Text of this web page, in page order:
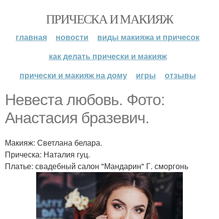
ПРИЧЕСКА И МАКИЯЖ
главная новости
виды макияжа и причесок
как делать прически и макияж
прически и макияж на дому
игры отзывы
Невеста любовь. Фото:
Анастасия бразевич.
Макияж: Светлана белара.
Прическа: Наталия гуц.
Платье: свадебный салон "Мандарин" Г. сморгонь